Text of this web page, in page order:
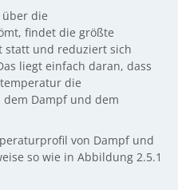
die
findet die größte
statt und reduziert sich
liegt einfach daran, dass
die
Dampf und dem
von Dampf und
so wie in Abbildung 2.5.1